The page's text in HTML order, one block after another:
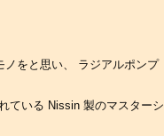
をと思い、 ラジアルポンプ
ている Nissin 製のマスターシ